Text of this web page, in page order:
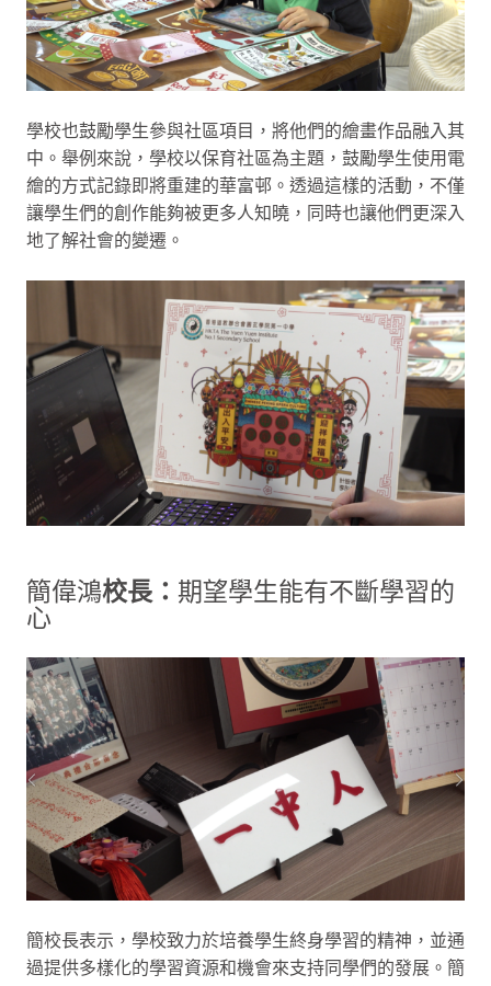
學校也鼓勵學生參與社區項目，將他們的繪畫作品融入其
中。舉例來說，學校以保育社區為主題，鼓勵學生使用電
繪的方式記錄即將重建的華富邨。透過這樣的活動，不僅
讓學生們的創作能夠被更多人知曉，同時也讓他們更深入
地了解社會的變遷。
簡偉鴻校長： 期望學生能有不斷學習的
心
簡校長表示，學校致力於培養學生終身學習的精神，並通
過提供多樣化的學習資源和機會來支持同學們的發展。簡